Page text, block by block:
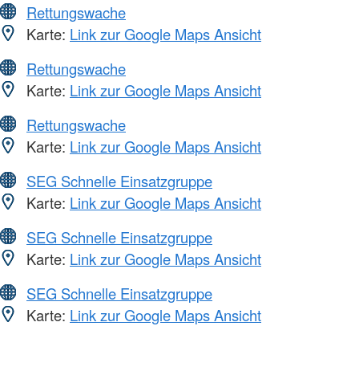
Rettungswache
Karte: Link zur Google Maps Ansicht
Rettungswache
Karte: Link zur Google Maps Ansicht
Rettungswache
Karte: Link zur Google Maps Ansicht
SEG Schnelle Einsatzgruppe
Karte: Link zur Google Maps Ansicht
SEG Schnelle Einsatzgruppe
Karte: Link zur Google Maps Ansicht
SEG Schnelle Einsatzgruppe
Karte: Link zur Google Maps Ansicht